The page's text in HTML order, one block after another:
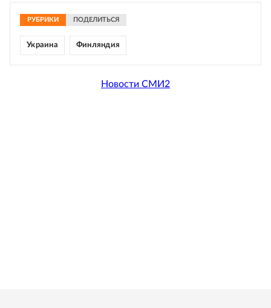
РУБРИКИ ПОДЕЛИТЬСЯ
Украина Финляндия
Новости СМИ2